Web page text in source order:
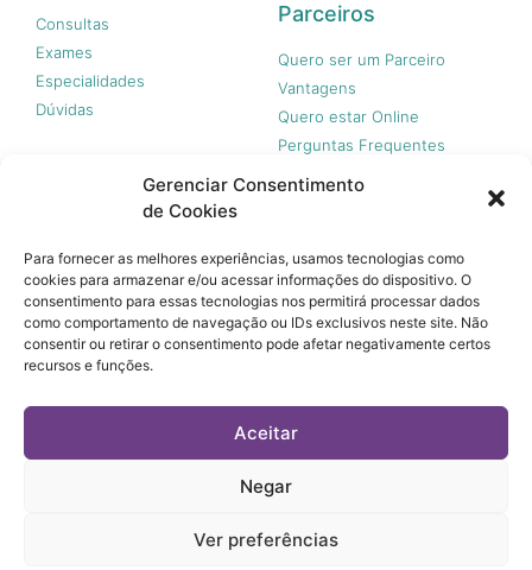
Gerenciar Consentimento
de Cookies
Para fornecer as melhores experiências, usamos tecnologias como
cookies para armazenar e/ou acessar informações do dispositivo. O
consentimento para essas tecnologias nos permitirá processar dados
como comportamento de navegação ou IDs exclusivos neste site. Não
consentir ou retirar o consentimento pode afetar negativamente certos
recursos e funções.
Aceitar
Negar
Ver preferências
Consultas
Exames
Especialidades
Dúvidas
Parceiros
Quero ser um Parceiro
Vantagens
Quero estar Online
Perguntas Frequentes
A 365 Acesso não é plano de saúde e não garante a
cobertura financeira de riscos e de custos assistenciais à
saúde. Você paga apenas quando usar, sem taxa de adesão,
mensalidades ou anuidades.